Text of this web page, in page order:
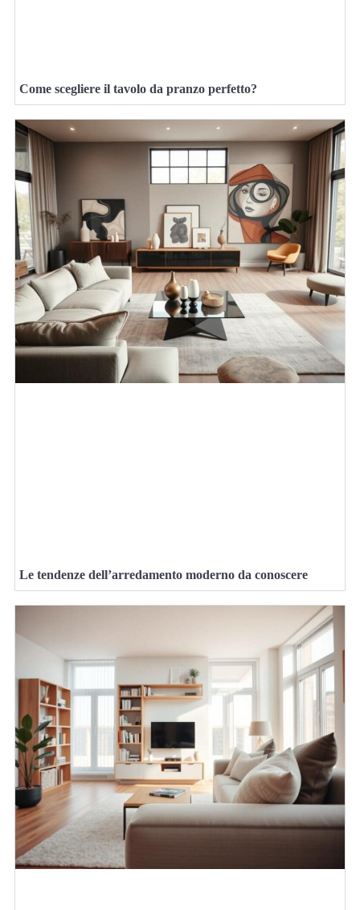
Come scegliere il tavolo da pranzo perfetto?
Le tendenze dell’arredamento moderno da conoscere